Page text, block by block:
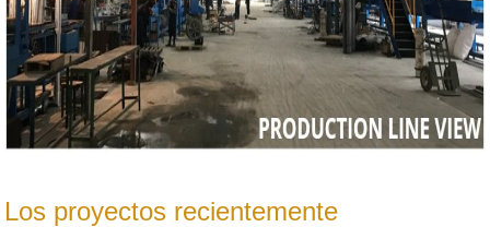
Los proyectos recientemente